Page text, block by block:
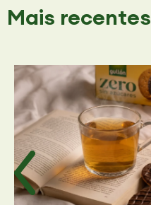
Mais recentes